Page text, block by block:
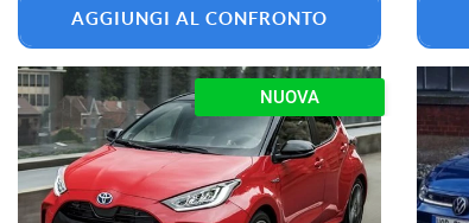
AGGIUNGI AL CONFRONTO
NUOVA